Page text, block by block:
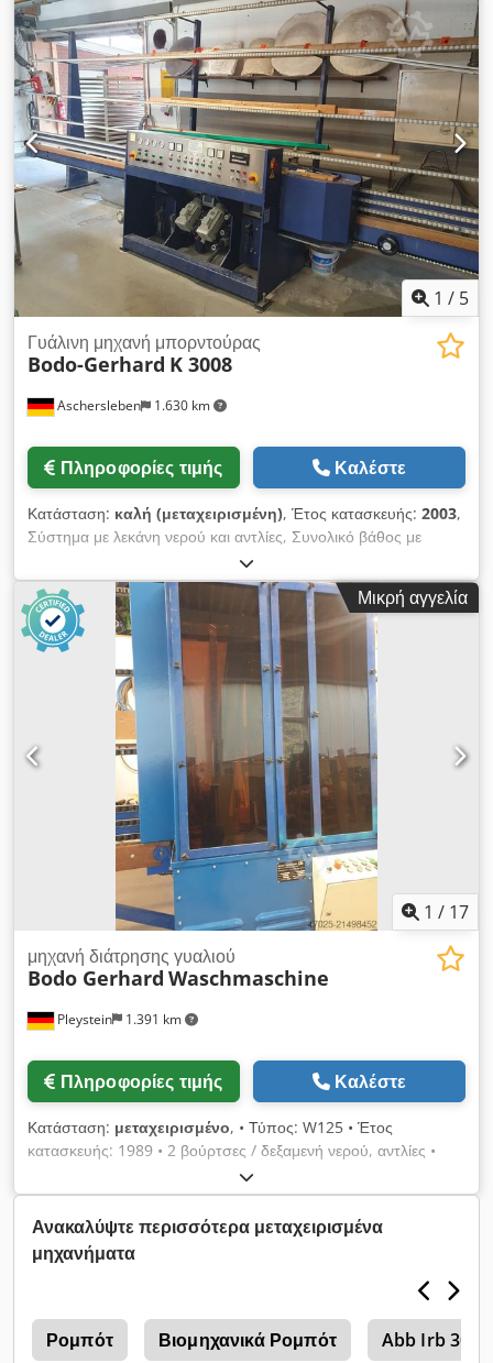
1 / 5
Aschersleben 1.630 km
Γυάλινη μηχανή μπορντούρας
Bodo-Gerhard K 3008
Πληροφορίες τιμής Καλέστε
Κατάσταση: καλή (μεταχειρισμένη), Έτος κατασκευής: 2003,
Σύστημα με λεκάνη νερού και αντλίες, Συνολικό βάθος με
λεκάνη νερού 1400 mm Συνολικό μήκος: 8100 mm, Ύψος:
2500 mm, Κατεύθυνση εργασίας: από δεξιά προς αριστερά
Credpjt Ah Acofx Ap Isf
Μικρή αγγελία
1 / 17
Pleystein 1.391 km
μηχανή διάτρησης γυαλιού
Bodo Gerhard Waschmaschine
Πληροφορίες τιμής Καλέστε
Κατάσταση: μεταχειρισμένο, • Τύπος: W125 • Έτος
κατασκευής: 1989 • 2 βούρτσες / δεξαμενή νερού, αντλίες •
Κατεύθυνση λειτουργίας: Από δεξιά προς τα αριστερά • Ανοιχτό
από επάνω Codpfoyucwysx Ap Isrf • Ύψος βουρτσών
πλύσης: 130 εκ. • Θέρμανση • Τιμή κατόπιν αιτήματος
Ανακαλύψτε περισσότερα μεταχειρισμένα
μηχανήματα
Ρομπότ Βιομηχανικά Ρομπότ Abb Irb 3000